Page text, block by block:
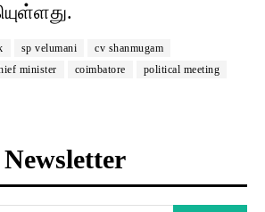
sp velumani
cv shanmugam
minister coimbatore political meeting
Newsletter